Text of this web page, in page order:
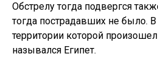
Обстрелу тогда подвергся
тогда пострадавших не было. В
территории которой
назывался Египет.